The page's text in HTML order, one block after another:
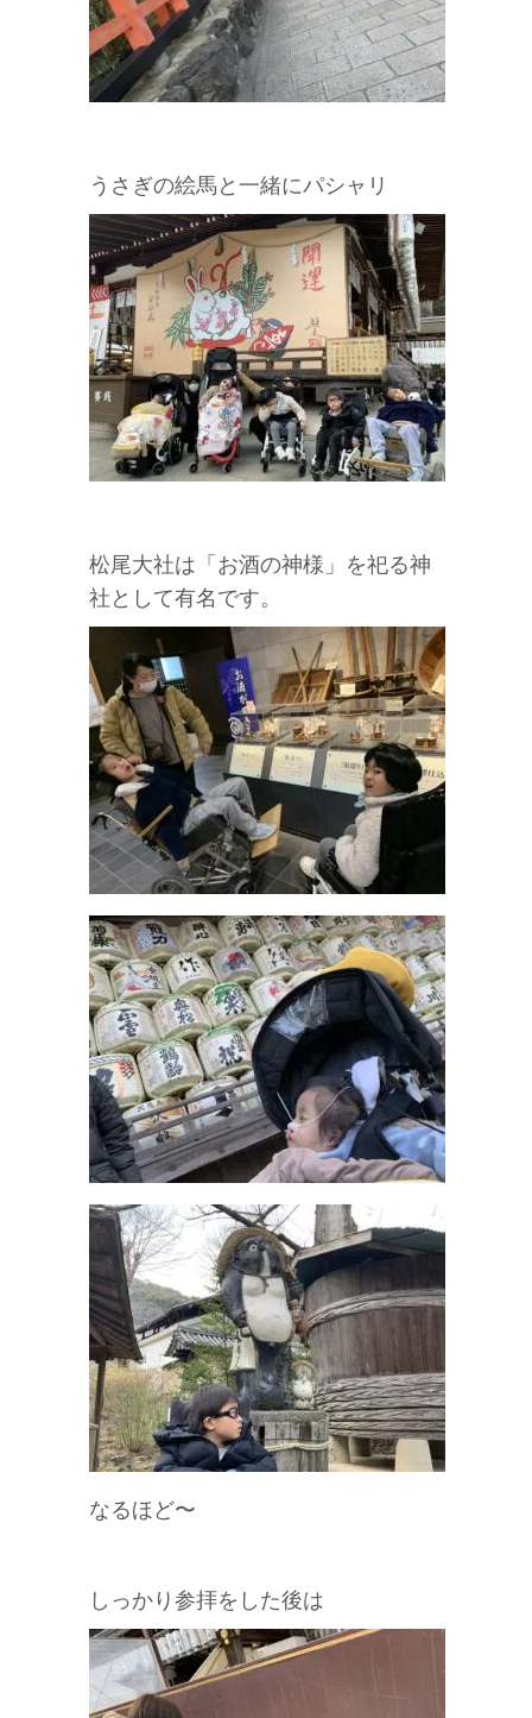
うさぎの絵馬と一緒にパシャリ
松尾大社は「お酒の神様」を祀る神
社として有名です。
なるほど〜
しっかり参拝をした後は